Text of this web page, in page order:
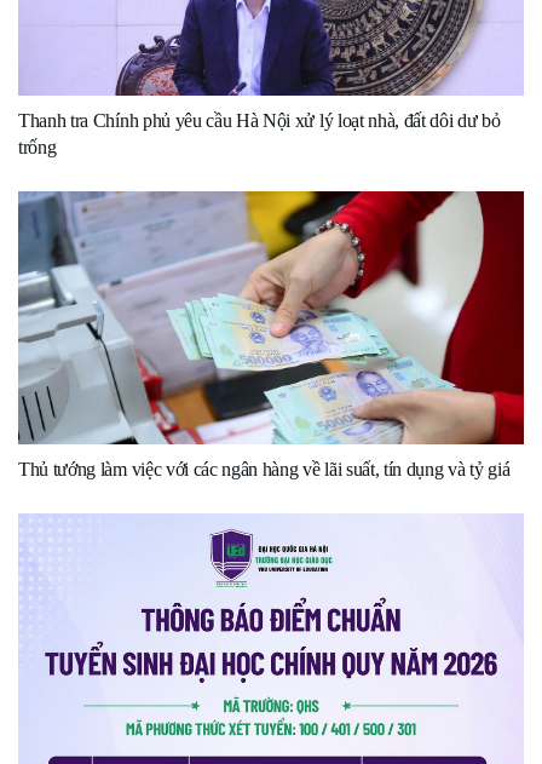
Thanh tra Chính phủ yêu cầu Hà Nội xử lý loạt nhà, đất dôi dư bỏ
trống
Thủ tướng làm việc với các ngân hàng về lãi suất, tín dụng và tỷ giá